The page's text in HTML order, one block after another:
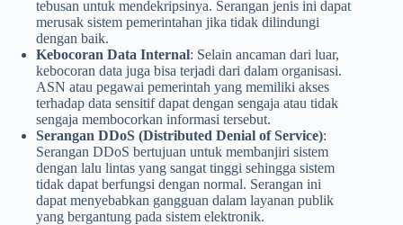
tebusan untuk mendekripsinya. Serangan jenis ini dapat
merusak sistem pemerintahan jika tidak dilindungi
dengan baik.
Kebocoran Data Internal: Selain ancaman dari luar,
kebocoran data juga bisa terjadi dari dalam organisasi.
ASN atau pegawai pemerintah yang memiliki akses
terhadap data sensitif dapat dengan sengaja atau tidak
sengaja membocorkan informasi tersebut.
Serangan DDoS (Distributed Denial of Service):
Serangan DDoS bertujuan untuk membanjiri sistem
dengan lalu lintas yang sangat tinggi sehingga sistem
tidak dapat berfungsi dengan normal. Serangan ini
dapat menyebabkan gangguan dalam layanan publik
yang bergantung pada sistem elektronik.